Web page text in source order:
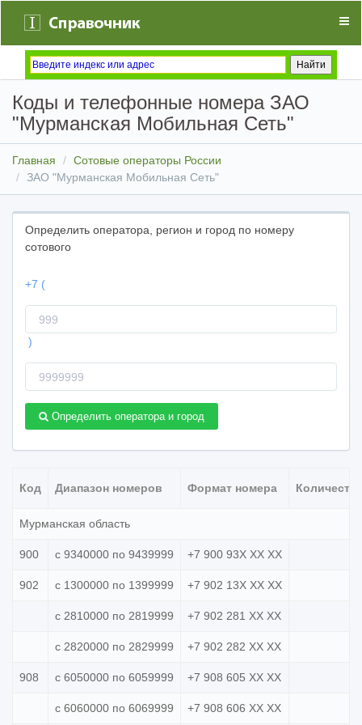
Коды и телефонные номера ЗАО
"Мурманская Мобильная Сеть"
Главная
Сотовые операторы России
ЗАО "Мурманская Мобильная Сеть"
Определить оператора, регион и город по номеру
сотового
+7 (
оператора
)
телефона
Определить оператора и город
Код Диапазон номеров Формат номера
Мурманская область
900 с 9340000 по 9439999 +7 900 93X XX XX
902 с 1300000 по 1399999 +7 902 13X XX XX
с 2810000 по 2819999 +7 902 281 XX XX
с 2820000 по 2829999 +7 902 282 XX XX
908 с 6050000 по 6059999 +7 908 605 XX XX
с 6060000 по 6069999 +7 908 606 XX XX